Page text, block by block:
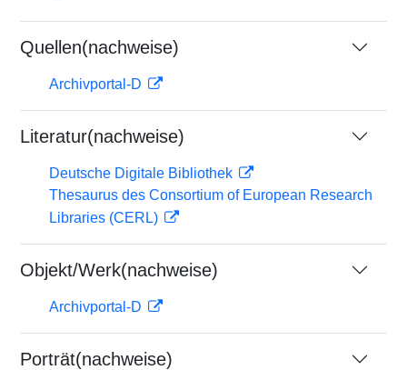
Quellen(nachweise)
Archivportal-D
Literatur(nachweise)
Deutsche Digitale Bibliothek
Thesaurus des Consortium of European Research
Libraries (CERL)
Objekt/Werk(nachweise)
Archivportal-D
Porträt(nachweise)